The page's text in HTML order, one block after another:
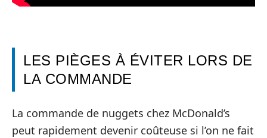
LES PIÈGES À ÉVITER LORS DE
LA COMMANDE
La commande de nuggets chez McDonald’s
peut rapidement devenir coûteuse si l’on ne fait